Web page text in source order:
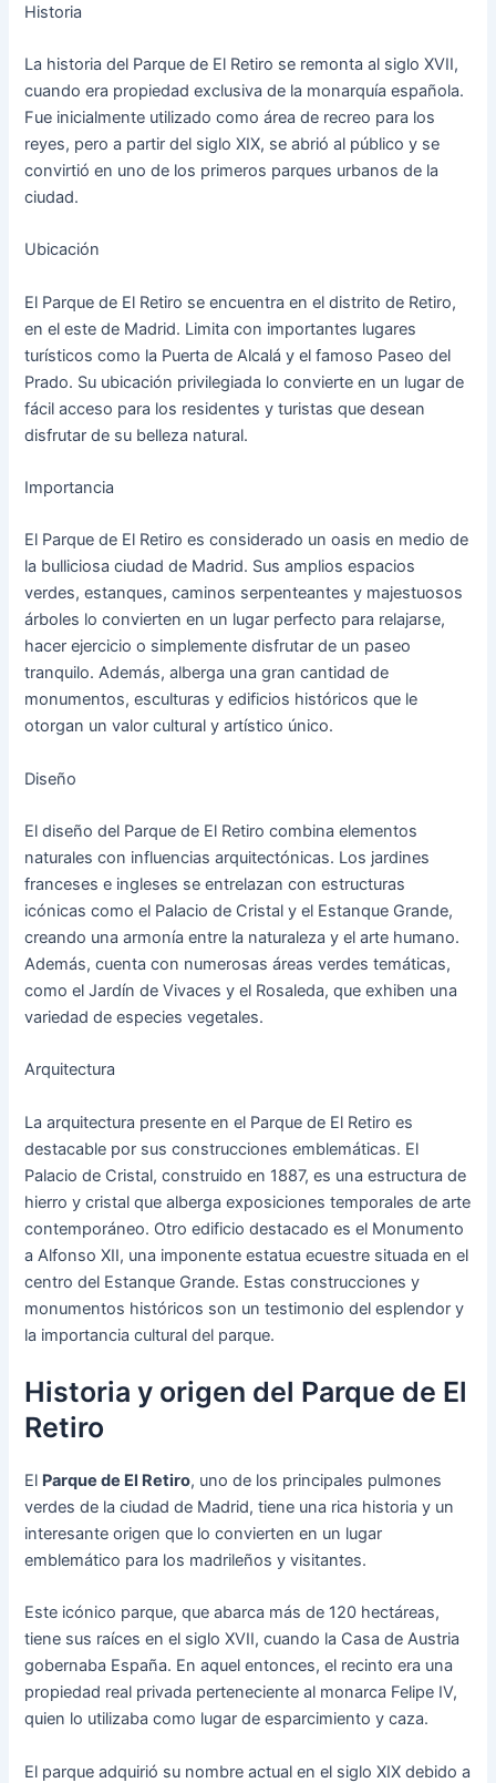
Historia
La historia del Parque de El Retiro se remonta al siglo XVII,
cuando era propiedad exclusiva de la monarquía española.
Fue inicialmente utilizado como área de recreo para los
reyes, pero a partir del siglo XIX, se abrió al público y se
convirtió en uno de los primeros parques urbanos de la
ciudad.
Ubicación
El Parque de El Retiro se encuentra en el distrito de Retiro,
en el este de Madrid. Limita con importantes lugares
turísticos como la Puerta de Alcalá y el famoso Paseo del
Prado. Su ubicación privilegiada lo convierte en un lugar de
fácil acceso para los residentes y turistas que desean
disfrutar de su belleza natural.
Importancia
El Parque de El Retiro es considerado un oasis en medio de
la bulliciosa ciudad de Madrid. Sus amplios espacios
verdes, estanques, caminos serpenteantes y majestuosos
árboles lo convierten en un lugar perfecto para relajarse,
hacer ejercicio o simplemente disfrutar de un paseo
tranquilo. Además, alberga una gran cantidad de
monumentos, esculturas y edificios históricos que le
otorgan un valor cultural y artístico único.
Diseño
El diseño del Parque de El Retiro combina elementos
naturales con influencias arquitectónicas. Los jardines
franceses e ingleses se entrelazan con estructuras
icónicas como el Palacio de Cristal y el Estanque Grande,
creando una armonía entre la naturaleza y el arte humano.
Además, cuenta con numerosas áreas verdes temáticas,
como el Jardín de Vivaces y el Rosaleda, que exhiben una
variedad de especies vegetales.
Arquitectura
La arquitectura presente en el Parque de El Retiro es
destacable por sus construcciones emblemáticas. El
Palacio de Cristal, construido en 1887, es una estructura de
hierro y cristal que alberga exposiciones temporales de arte
contemporáneo. Otro edificio destacado es el Monumento
a Alfonso XII, una imponente estatua ecuestre situada en el
centro del Estanque Grande. Estas construcciones y
monumentos históricos son un testimonio del esplendor y
la importancia cultural del parque.
Historia y origen del Parque de El
Retiro
El Parque de El Retiro, uno de los principales pulmones
verdes de la ciudad de Madrid, tiene una rica historia y un
interesante origen que lo convierten en un lugar
emblemático para los madrileños y visitantes.
Este icónico parque, que abarca más de 120 hectáreas,
tiene sus raíces en el siglo XVII, cuando la Casa de Austria
gobernaba España. En aquel entonces, el recinto era una
propiedad real privada perteneciente al monarca Felipe IV,
quien lo utilizaba como lugar de esparcimiento y caza.
El parque adquirió su nombre actual en el siglo XIX debido a